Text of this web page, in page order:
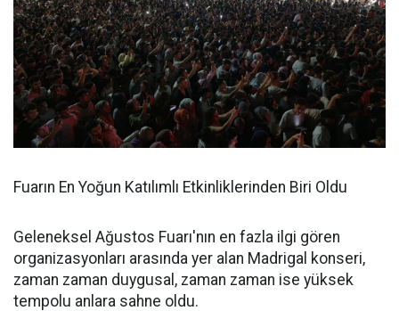
Fuarın En Yoğun Katılımlı Etkinliklerinden Biri Oldu
Geleneksel Ağustos Fuarı'nın en fazla ilgi gören
organizasyonları arasında yer alan Madrigal konseri,
zaman zaman duygusal, zaman zaman ise yüksek
tempolu anlara sahne oldu.